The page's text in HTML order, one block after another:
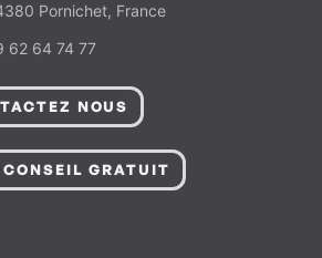
Pornichet, France
62 64 74 77
NOUS
CONSEIL GRATUIT